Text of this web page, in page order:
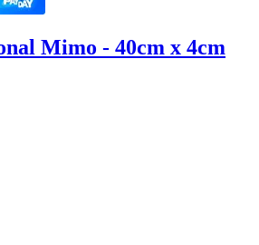
Mimo - 40cm x 4cm